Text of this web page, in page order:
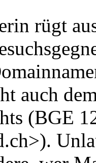
rügt
auch
(BGE